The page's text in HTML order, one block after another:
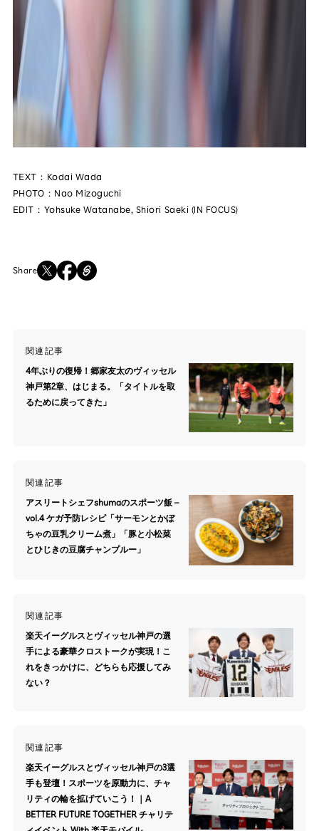
TEXT：Kodai Wada
PHOTO：Nao Mizoguchi
EDIT：Yohsuke Watanabe, Shiori Saeki (IN FOCUS)
Share
関連記事
4年ぶりの復帰！郷家友太のヴィッセル
神戸第2章、はじまる。「タイトルを取
るために戻ってきた」
関連記事
アスリートシェフshumaのスポーツ飯 –
vol.4 ケガ予防レシピ「サーモンとかぼ
ちゃの豆乳クリーム煮」「豚と小松菜
とひじきの豆腐チャンプルー」
関連記事
楽天イーグルスとヴィッセル神戸の選
手による豪華クロストークが実現！こ
れをきっかけに、どちらも応援してみ
ない？
関連記事
楽天イーグルスとヴィッセル神戸の3選
⼿も登壇！スポーツを原動力に、チャ
リティの輪を拡げていこう！｜A
BETTER FUTURE TOGETHER チャリテ